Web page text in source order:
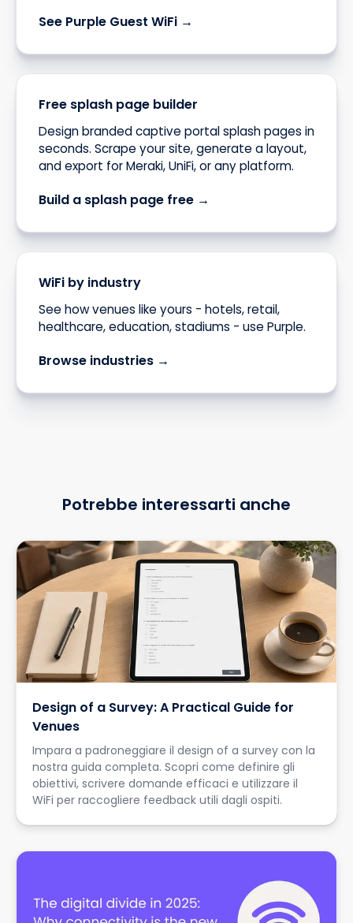
See Purple Guest WiFi →
Free splash page builder
Design branded captive portal splash pages in
seconds. Scrape your site, generate a layout,
and export for Meraki, UniFi, or any platform.
Build a splash page free →
WiFi by industry
See how venues like yours - hotels, retail,
healthcare, education, stadiums - use Purple.
Browse industries →
Potrebbe interessarti anche
Design of a Survey: A Practical Guide for
Venues
Impara a padroneggiare il design of a survey con la
nostra guida completa. Scopri come definire gli
obiettivi, scrivere domande efficaci e utilizzare il
WiFi per raccogliere feedback utili dagli ospiti.